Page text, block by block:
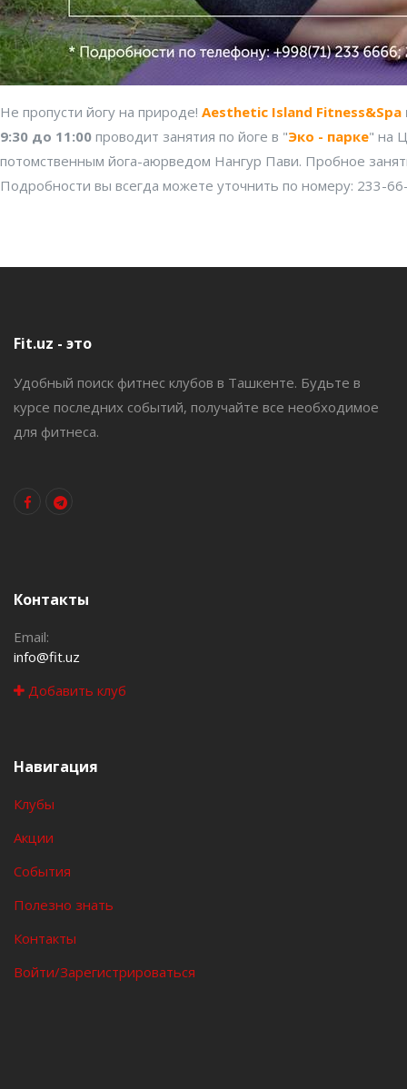
Не пропусти йогу на природе! Aesthetic Island Fitness&Spa
9:30 до 11:00 проводит занятия по йоге в "Эко - парке" на
потомственным йога-аюрведом Нангур Пави. Пробное
Подробности вы всегда можете уточнить по номеру: 233-
Fit.uz - это
Удобный поиск фитнес клубов в Ташкенте. Будьте в
курсе последних событий, получайте все необходимое
для фитнеса.
Контакты
Email:
info@fit.uz
Добавить клуб
Навигация
Клубы
Акции
События
Полезно знать
Контакты
Войти/Зарегистрироваться